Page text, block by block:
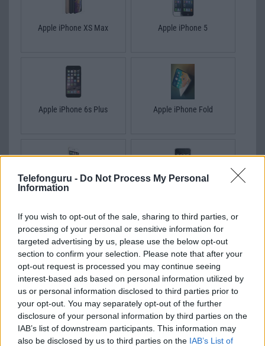
Telefonguru - Do Not Process My Personal
Information
If you wish to opt-out of the sale, sharing to third parties, or
processing of your personal or sensitive information for
targeted advertising by us, please use the below opt-out
section to confirm your selection. Please note that after your
opt-out request is processed you may continue seeing
interest-based ads based on personal information utilized by
us or personal information disclosed to third parties prior to
your opt-out. You may separately opt-out of the further
disclosure of your personal information by third parties on the
IAB’s list of downstream participants. This information may
also be disclosed by us to third parties on the IAB’s List of
Apple iPhone XS Max Apple iPhone 5
Apple iPhone 6s Plus Apple iPhone Fold
Apple iPhone 6 Plus
Apple iPhone 3G 8GB Apple iPhone XI Max